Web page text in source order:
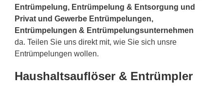
Entrümpelung, Entrümpelung & Entsorgung und
Privat und Gewerbe Entrümpelungen,
Entrümpelungen & Entrümpelungsunternehmen
da. Teilen Sie uns direkt mit, wie Sie sich unsre
Entrümpelungen wollen.
Haushaltsauflöser & Entrümpler